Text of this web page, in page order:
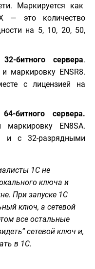
Маркируется как
— это количество
на 5, 10, 20, 50,
битного сервера.
маркировку ENSR8.
с лицензией на
битного сервера.
EN8SA.
и с 32-разрядными
1С не
ключа и
При запуске 1С
ключ, а сетевой
все остальные
сетевой ключ и,
в 1С.